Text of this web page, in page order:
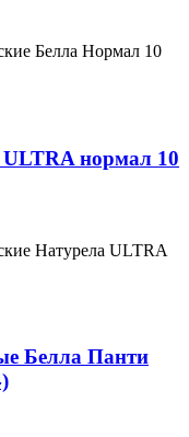
Белла Нормал 10
нормал 10
Натурела ULTRA
Белла Панти